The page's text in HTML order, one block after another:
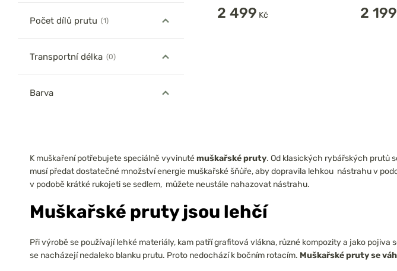
Počet dílů prutu (1)
Transportní délka (0)
Barva
2 499 Kč 2 199
K muškaření potřebujete speciálně vyvinutémuškařské pruty. Od klasických rybářských prutů
musí předat dostatečné množství energie muškařské šňůře, aby dopravila lehkou nástrahu v
v podobě krátké rukojeti se sedlem, můžete neustále nahazovat nástrahu.
Muškařské pruty jsou lehčí
Při výrobě se používají lehké materiály, kam patří grafitová vlákna, různé kompozity a jako
se nacházejí nedaleko blanku prutu. Proto nedochází k bočním rotacím. Muškařské pruty se